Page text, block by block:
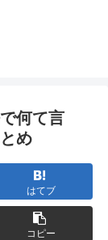
何て言
め
はてブ
コピー